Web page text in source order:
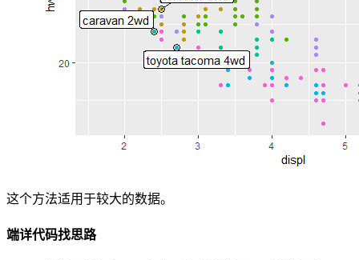
这个方法适用于较大的数据。
端详代码找思路